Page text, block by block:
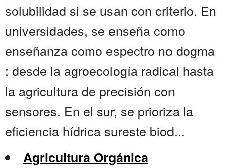
solubilidad si se usan con criterio. En
universidades, se enseña como
enseñanza como espectro no dogma
: desde la agroecología radical hasta
la agricultura de precisión con
sensores. En el sur, se prioriza la
eficiencia hídrica sureste biod...
Agricultura Orgánica